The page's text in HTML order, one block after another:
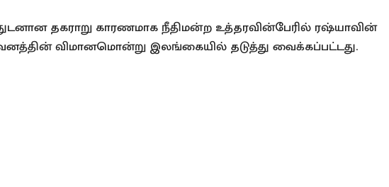
தகராறு காரணமாக நீதிமன்ற உத்தரவின்பேரில் ரஷ்யாவின்
விமானமொன்று இலங்கையில் தடுத்து வைக்கப்பட்டது.